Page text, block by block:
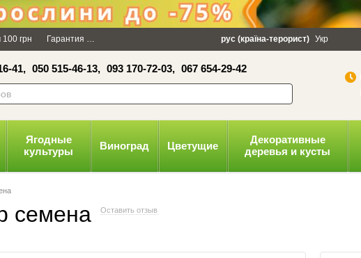
×
грн Гарантия Оплата и доставка Политика конфиденциальности
рус (країна-терорист) Укр
41, 050 515-46-13, 093 170-72-03, 067 654-29-42
Ягодные
культуры
Виноград Цветущие
Декоративные
деревья и кусты
семена Оставить отзыв